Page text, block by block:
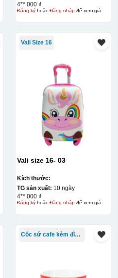
4**.000 ₫
Đăng kýhoặc Đăng nhậpđể xem giá
Vali Size 16
Vali size 16- 03
Kích thước:
TG sản xuất: 10 ngày
4**.000 ₫
Đăng kýhoặc Đăng nhậpđể xem giá
Cốc sứ cafe kèm đĩa Bát Tràng